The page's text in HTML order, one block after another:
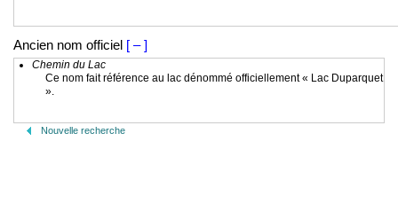
Ancien nom officiel [ – ]
Chemin du Lac
Ce nom fait référence au lac dénommé officiellement « Lac Duparquet
».
Nouvelle recherche